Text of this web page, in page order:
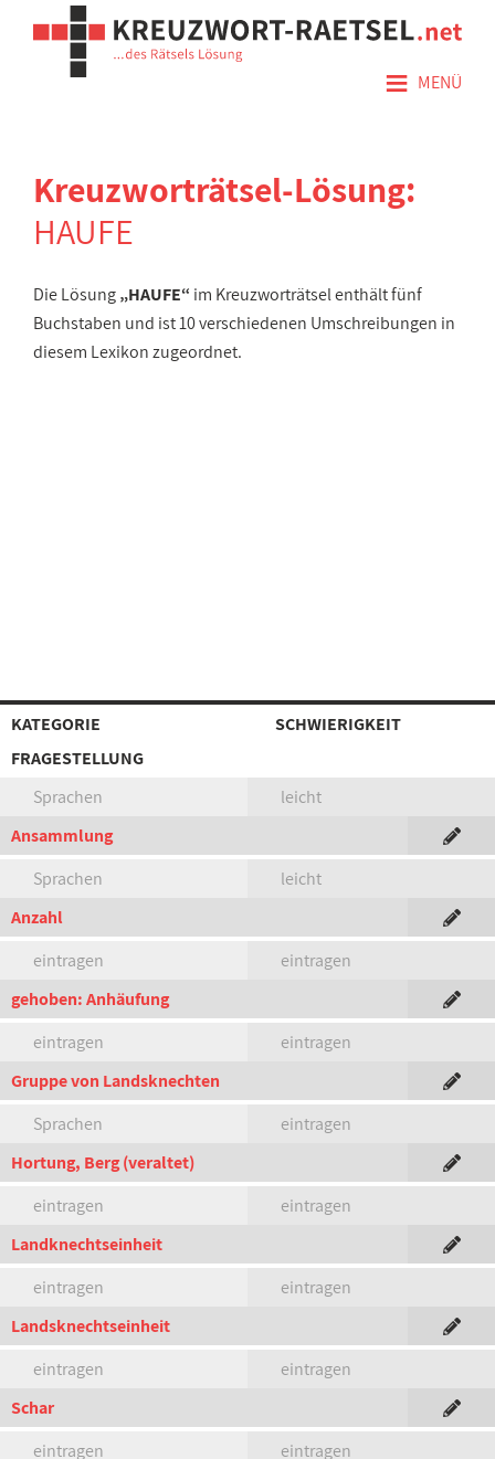
≡ MENÜ
Kreuzworträtsel-Lösung:
HAUFE
Die Lösung„HAUFE“ im Kreuzworträtsel enthält fünf
Buchstaben und ist 10 verschiedenen Umschreibungen in
diesem Lexikon zugeordnet.
KATEGORIE
SCHWIERIGKEIT
FRAGESTELLUNG
Sprachen
leicht
Ansammlung
Sprachen
leicht
Anzahl
eintragen
eintragen
gehoben: Anhäufung
eintragen
eintragen
Gruppe von Landsknechten
Sprachen
eintragen
Hortung, Berg (veraltet)
eintragen
eintragen
Landknechtseinheit
eintragen
eintragen
Landsknechtseinheit
eintragen
eintragen
Schar
eintragen
eintragen